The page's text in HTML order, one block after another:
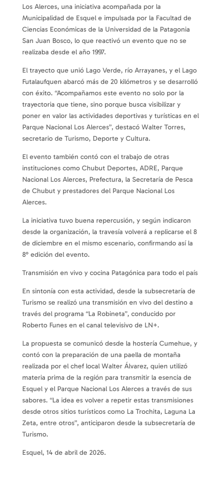
Los Alerces, una iniciativa acompañada por la
Municipalidad de Esquel e impulsada por la Facultad de
Ciencias Económicas de la Universidad de la Patagonia
San Juan Bosco, lo que reactivó un evento que no se
realizaba desde el año 1997.
El trayecto que unió Lago Verde, río Arrayanes, y el Lago
Futalaufquen abarcó más de 20 kilómetros y se desarrolló
con éxito. “Acompañamos este evento no solo por la
trayectoria que tiene, sino porque busca visibilizar y
poner en valor las actividades deportivas y turísticas en el
Parque Nacional Los Alerces”, destacó Walter Torres,
secretario de Turismo, Deporte y Cultura.
El evento también contó con el trabajo de otras
instituciones como Chubut Deportes, ADRE, Parque
Nacional Los Alerces, Prefectura, la Secretaría de Pesca
de Chubut y prestadores del Parque Nacional Los
Alerces.
La iniciativa tuvo buena repercusión, y según indicaron
desde la organización, la travesía volverá a replicarse el 8
de diciembre en el mismo escenario, confirmando así la
8° edición del evento.
Transmisión en vivo y cocina Patagónica para todo el país
En sintonía con esta actividad, desde la subsecretaría de
Turismo se realizó una transmisión en vivo del destino a
través del programa “La Robineta”, conducido por
Roberto Funes en el canal televisivo de LN+.
La propuesta se comunicó desde la hostería Cumehue, y
contó con la preparación de una paella de montaña
realizada por el chef local Walter Álvarez, quien utilizó
materia prima de la región para transmitir la esencia de
Esquel y el Parque Nacional Los Alerces a través de sus
sabores. “La idea es volver a repetir estas transmisiones
desde otros sitios turísticos como La Trochita, Laguna La
Zeta, entre otros”, anticiparon desde la subsecretaría de
Turismo.
Esquel, 14 de abril de 2026.